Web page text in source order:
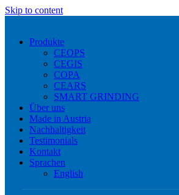
Skip to content
Produkte
CEOPS
CEGIS
COPA
CEARS
SMART GRINDING
Über uns
Made in Austria
Nachhaltigkeit
Testimonials
Kontakt
Sprachen
English